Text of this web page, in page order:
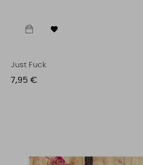

Just Fuck
Cena
7,95 €